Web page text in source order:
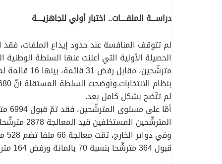
دراســـة الملفــــات.. اختبار أولي للجاهزيــــة
لم تتوقف المنافسة عند حدود إيداع الملفات،
لم تتّضح بشكل كامل بعد.
المترشّحين المستخلفين قيد المعالجة 2878 مترشّحا.
قبول 364 مترشّحا بنسبة 70 بالمائة ورفض 164 مترشّحا بنسبة 30 بالمائة، مع استمرار معالجة ملفات 84 مترشّحا مستخلفا.